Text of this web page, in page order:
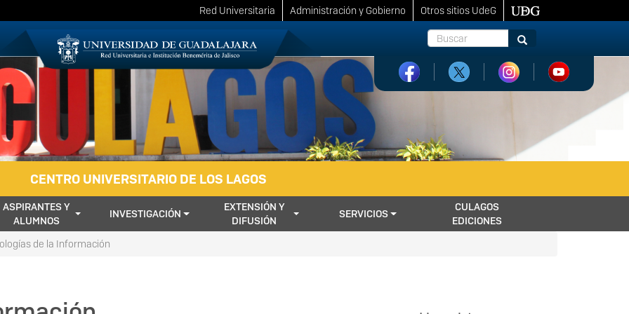
Red Universitaria Administración y Gobierno
Otros sitios UdeG
Buscar
Buscar
CENTRO UNIVERSITARIO DE LOS LAGOS
ASPIRANTES Y
ALUMNOS
INVESTIGACIÓN
EXTENSIÓN Y
DIFUSIÓN
SERVICIOS
CULAGOS
EDICIONES
de la Información